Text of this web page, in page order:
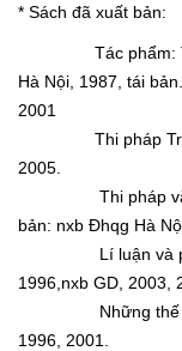
* Sách đã xuất bản:
Tác phẩm: Thi
Hà Nội, 1987, tái
2001
Thi pháp Truyện
2005.
Thi pháp văn
bản: nxb Đhqg Hà
Lí luận và phê
1996,nxb GD, 2003,
Những thế giới
1996, 2001.